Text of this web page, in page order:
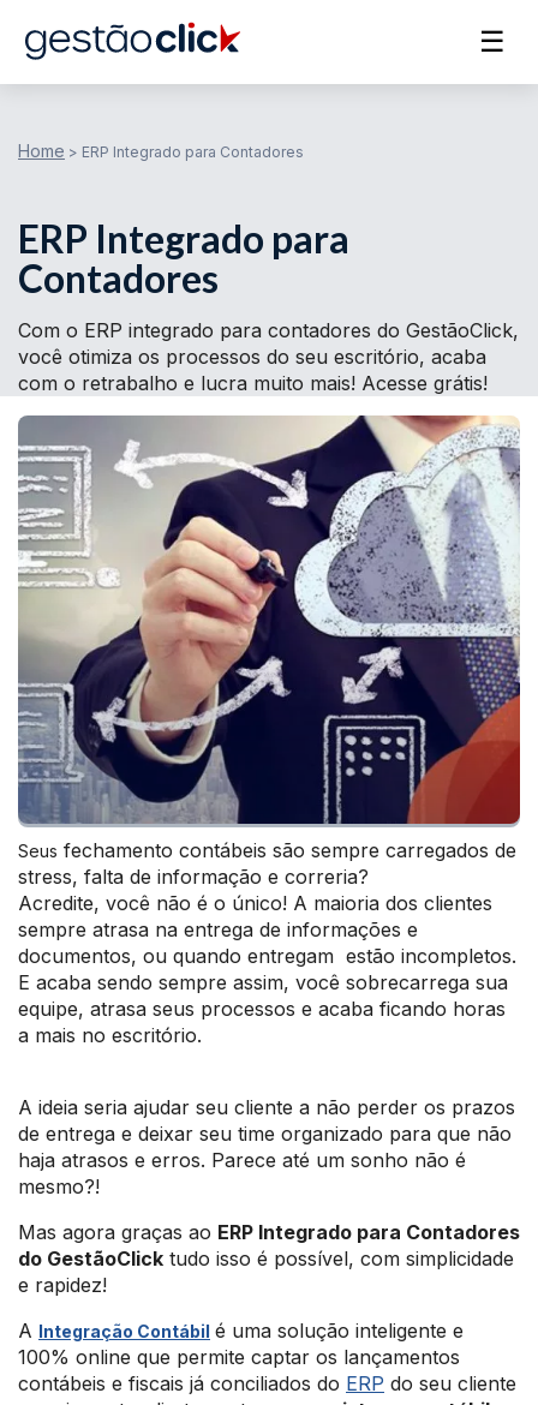
☰
Home > ERP Integrado para Contadores
ERP Integrado para
Contadores
Com o ERP integrado para contadores do GestãoClick,
você otimiza os processos do seu escritório, acaba
com o retrabalho e lucra muito mais! Acesse grátis!
Seus fechamento contábeis são sempre carregados de
stress, falta de informação e correria?
Acredite, você não é o único! A maioria dos clientes
sempre atrasa na entrega de informações e
documentos, ou quando entregam estão incompletos.
E acaba sendo sempre assim, você sobrecarrega sua
equipe, atrasa seus processos e acaba ficando horas
a mais no escritório.
A ideia seria ajudar seu cliente a não perder os prazos
de entrega e deixar seu time organizado para que não
haja atrasos e erros. Parece até um sonho não é
mesmo?!
Mas agora graças ao ERP Integrado para Contadores
do GestãoClick tudo isso é possível, com simplicidade
e rapidez!
A Integração Contábil é uma solução inteligente e
100% online que permite captar os lançamentos
contábeis e fiscais já conciliados do ERP do seu cliente